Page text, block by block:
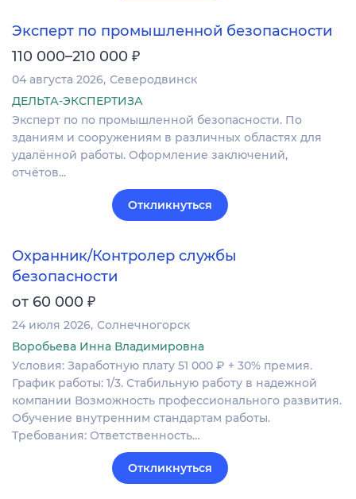
Эксперт по промышленной безопасности
110 000–210 000 ₽
04 августа 2026 Северодвинск
ДЕЛЬТА-ЭКСПЕРТИЗА
Эксперт по по промышленной безопасности. По
зданиям и сооружениям в различных областях для
удалённой работы. Оформление заключений,
отчётов...
Откликнуться
Охранник/Контролер службы
безопасности
от 60 000 ₽
24 июля 2026 Солнечногорск
Воробьева Инна Владимировна
Условия: Заработную плату 51 000 ₽ + 30% премия.
График работы: 1/3. Стабильную работу в надежной
компании Возможность профессионального развития.
Обучение внутренним стандартам работы.
Требования: Ответственность…
Откликнуться